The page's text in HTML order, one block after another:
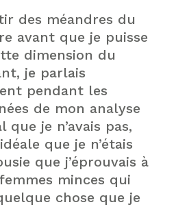
des méandres du
avant que je puisse
dimension du
je parlais
pendant les
de mon analyse
que je n’avais pas,
que je n’étais
que j’éprouvais à
minces qui
chose que je